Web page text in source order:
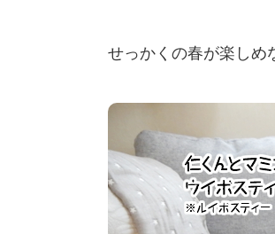
せっかくの春が楽しめ